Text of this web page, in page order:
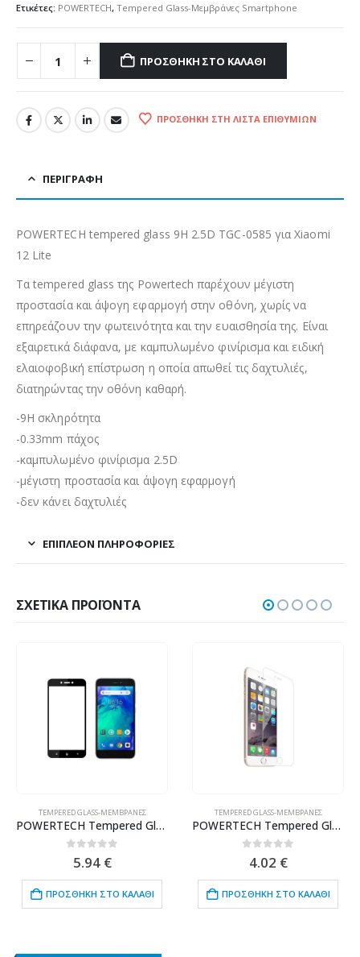
Ετικέτες: POWERTECH, Tempered Glass-Μεμβράνες Smartphone
ΠΡΟΣΘΉΚΗ ΣΤΟ ΚΑΛΆΘΙ
ΠΡΟΣΘΉΚΗ ΣΤΗ ΛΊΣΤΑ ΕΠΙΘΥΜΙΏΝ
ΠΕΡΙΓΡΑΦΉ
POWERTECH tempered glass 9H 2.5D TGC-0585 για Xiaomi
12 Lite
Τα tempered glass της Powertech παρέχουν μέγιστη
προστασία και άψογη εφαρμογή στην οθόνη, χωρίς να
επηρεάζουν την φωτεινότητα και την ευαισθησία της. Είναι
εξαιρετικά διάφανα, με καμπυλωμένο φινίρισμα και ειδική
ελαιοφοβική επίστρωση η οποία απωθεί τις δαχτυλιές,
διατηρώντας την οθόνη καθαρή.
-9H σκληρότητα
-0.33mm πάχος
-καμπυλωμένο φινίρισμα 2.5D
-μέγιστη προστασία και άψογη εφαρμογή
-δεν κάνει δαχτυλιές
ΕΠΙΠΛΈΟΝ ΠΛΗΡΟΦΟΡΊΕΣ
ΣΧΕΤΙΚΆ ΠΡΟΪΌΝΤΑ
TEMPERED GLASS-ΜΕΜΒΡΆΝΕΣ
POWERTECH Tempered Glass 5D Full Glue για Xiaomi Redmi Go, Black
out of 5
5.94 €
ΠΡΟΣΘΉΚΗ ΣΤΟ ΚΑΛΆΘΙ
TEMPERED GLASS-ΜΕΜΒΡΆΝΕΣ
POWERTECH Tempered Glass 9H(0.33MM) 2.5D, iPhone 6 & 7
out of 5
4.02 €
ΠΡΟΣΘΉΚΗ ΣΤΟ ΚΑΛΆΘΙ